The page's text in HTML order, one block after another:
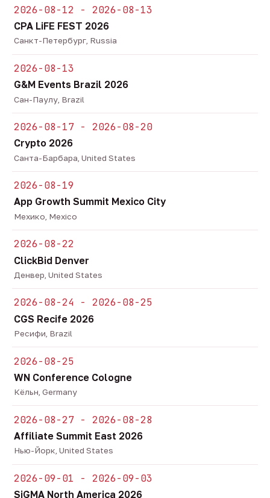
2026-08-12 - 2026-08-13
CPA LiFE FEST 2026
Санкт-Петербург, Russia
2026-08-13
G&M Events Brazil 2026
Сан-Паулу, Brazil
2026-08-17 - 2026-08-20
Crypto 2026
Санта-Барбара, United States
2026-08-19
App Growth Summit Mexico City
Мехико, Mexico
2026-08-22
ClickBid Denver
Денвер, United States
2026-08-24 - 2026-08-25
CGS Recife 2026
Ресифи, Brazil
2026-08-25
WN Conference Cologne
Кёльн, Germany
2026-08-27 - 2026-08-28
Affiliate Summit East 2026
Нью-Йорк, United States
2026-09-01 - 2026-09-03
SiGMA North America 2026